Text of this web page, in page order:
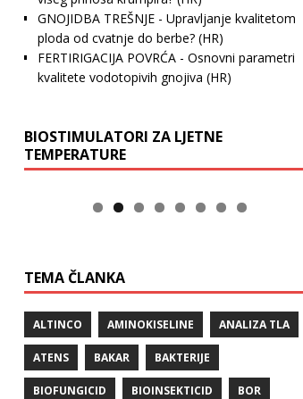
GNOJIDBA TREŠNJE - Upravljanje kvalitetom
ploda od cvatnje do berbe? (HR)
FERTIRIGACIJA POVRĆA - Osnovni parametri
kvalitete vodotopivih gnojiva (HR)
BIOSTIMULATORI ZA LJETNE
TEMPERATURE
TEMA ČLANKA
ALTINCO AMINOKISELINE ANALIZA TLA
ATENS BAKAR BAKTERIJE
BIOFUNGICID BIOINSEKTICID BOR